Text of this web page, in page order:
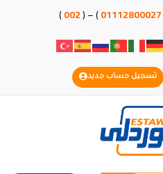
01112800027
) – (
002
)
تسجيل حساب جديد